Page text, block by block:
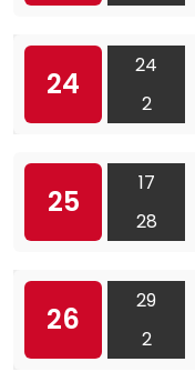
24
24
2
25
17
28
26
29
2